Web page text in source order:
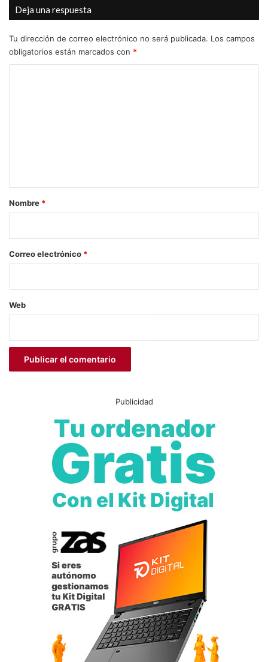
Red Eléctrica de España (REE)
Sierra del Caballo torres de alta tensión
torres eléctricas vía judicial
Deja una respuesta
Tu dirección de correo electrónico no será publicada. Los campos
obligatorios están marcados con *
r
*
Nombre *
Correo electrónico *
Web
Publicidad